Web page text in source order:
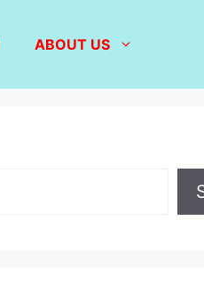
ABOUT US